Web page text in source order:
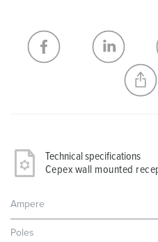
My list
CREATE A
Technical specifications
Cepex wall mounted
Ampere
Poles